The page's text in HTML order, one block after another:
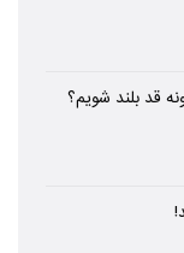
قد بلند شویم؟